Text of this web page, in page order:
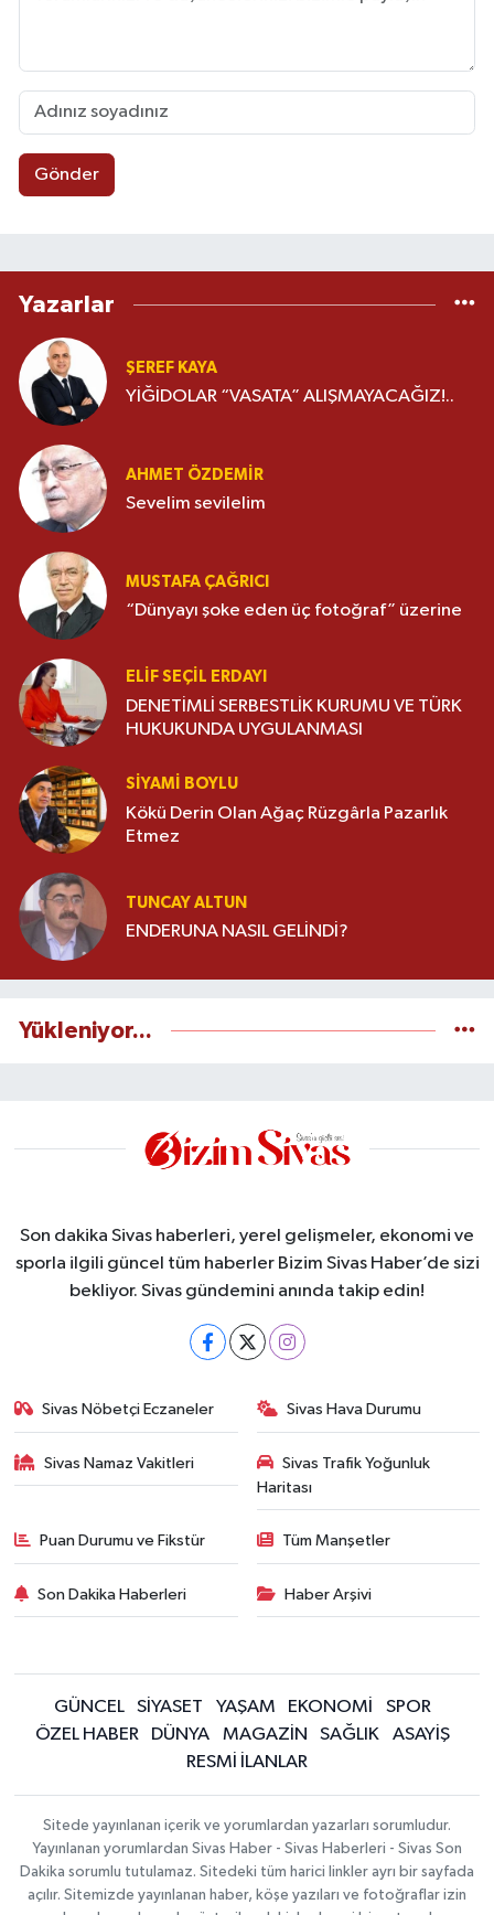
Gönder
Yazarlar
ŞEREF KAYA
YİĞİDOLAR “VASATA” ALIŞMAYACAĞIZ!..
AHMET ÖZDEMIR
Sevelim sevilelim
MUSTAFA ÇAĞRICI
“Dünyayı şoke eden üç fotoğraf” üzerine
ELIF SEÇIL ERDAYI
DENETİMLİ SERBESTLİK KURUMU VE TÜRK
HUKUKUNDA UYGULANMASI
SIYAMI BOYLU
Kökü Derin Olan Ağaç Rüzgârla Pazarlık
Etmez
TUNCAY ALTUN
ENDERUNA NASIL GELİNDİ?
Yükleniyor...
Son dakika Sivas haberleri, yerel gelişmeler, ekonomi ve
sporla ilgili güncel tüm haberler Bizim Sivas Haber’de sizi
bekliyor. Sivas gündemini anında takip edin!
Sivas Nöbetçi Eczaneler Sivas Hava Durumu
Sivas Namaz Vakitleri
Sivas Trafik Yoğunluk
Haritası
Puan Durumu ve Fikstür Tüm Manşetler
Son Dakika Haberleri Haber Arşivi
GÜNCEL SİYASET YAŞAM EKONOMİ
SPOR
ÖZEL HABER
DÜNYA MAGAZİN SAĞLIK
ASAYİŞ
RESMİ İLANLAR
Sitede yayınlanan içerik ve yorumlardan yazarları sorumludur.
Yayınlanan yorumlardan Sivas Haber - Sivas Haberleri - Sivas Son
Dakika sorumlu tutulamaz. Sitedeki tüm harici linkler ayrı bir sayfada
açılır. Sitemizde yayınlanan haber, köşe yazıları ve fotoğraflar izin